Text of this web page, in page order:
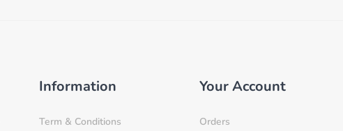
Information
Term & Conditions
Your Account
Orders